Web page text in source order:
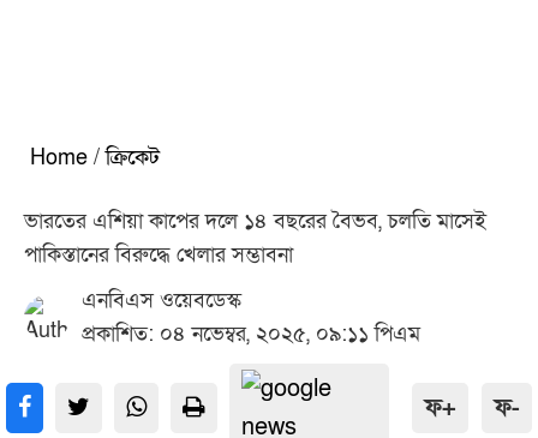
Home / ক্রিকেট
ভারতের এশিয়া কাপের দলে ১৪ বছরের বৈভব, চলতি মাসেই
পাকিস্তানের বিরুদ্ধে খেলার সম্ভাবনা
এনবিএস ওয়েবডেস্ক
প্রকাশিত: ০৪ নভেম্বর, ২০২৫, ০৯:১১ পিএম
ফ+ ফ-